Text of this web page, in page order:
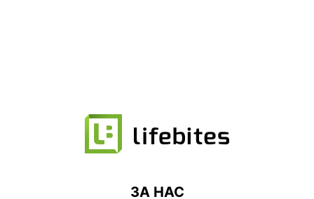
ЗА НАС